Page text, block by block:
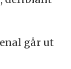
går ut